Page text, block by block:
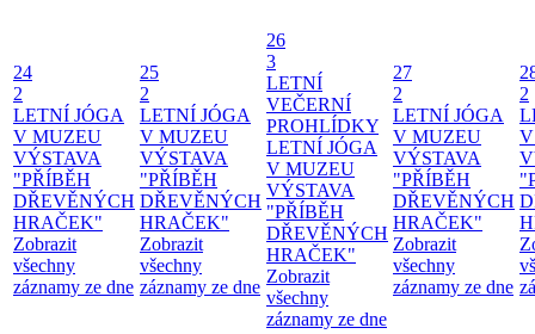
24
2
LETNÍ JÓGA
V MUZEU
VÝSTAVA
"PŘÍBĚH
DŘEVĚNÝCH
HRAČEK"
Zobrazit
všechny
záznamy ze dne
25
2
LETNÍ JÓGA
V MUZEU
VÝSTAVA
"PŘÍBĚH
DŘEVĚNÝCH
HRAČEK"
Zobrazit
všechny
záznamy ze dne
26
3
LETNÍ
VEČERNÍ
PROHLÍDKY
LETNÍ JÓGA
V MUZEU
VÝSTAVA
"PŘÍBĚH
DŘEVĚNÝCH
HRAČEK"
Zobrazit
všechny
záznamy ze dne
27
2
LETNÍ JÓGA
V MUZEU
VÝSTAVA
"PŘÍBĚH
DŘEVĚNÝCH
HRAČEK"
Zobrazit
všechny
záznamy ze dne
2